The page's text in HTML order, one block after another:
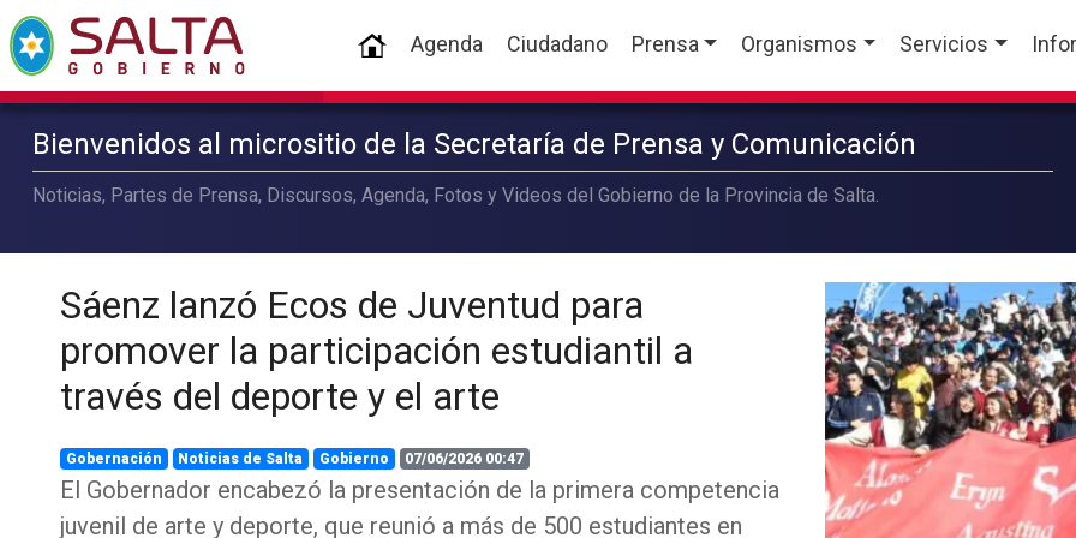
(current)
Agenda Ciudadano Prensa Organismos Servicios
Bienvenidos al micrositio de la Secretaría de Prensa y Comunicación
Noticias, Partes de Prensa, Discursos, Agenda, Fotos y Videos del Gobierno de la Provincia de Salta.
Sáenz lanzó Ecos de Juventud para
promover la participación estudiantil a
través del deporte y el arte
Gobernación Noticias de Salta Gobierno 07/06/2026 00:47
El Gobernador encabezó la presentación de la primera competencia
juvenil de arte y deporte, que reunió a más de 500 estudiantes en